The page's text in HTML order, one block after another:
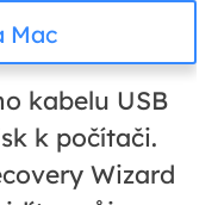
Mac
kabelu USB
k počítači.
Wizard